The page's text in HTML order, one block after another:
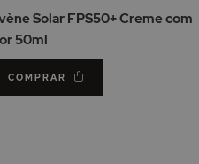
Solar FPS50+ Creme com
50ml
COMPRAR